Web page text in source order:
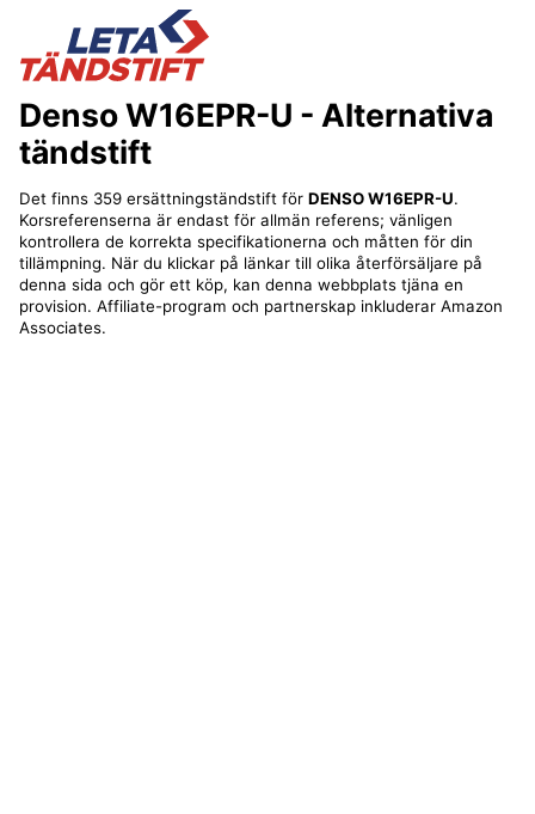
Denso W16EPR-U - Alternativa
tändstift
Det finns 359 ersättningständstift för DENSO W16EPR-U.
Korsreferenserna är endast för allmän referens; vänligen
kontrollera de korrekta specifikationerna och måtten för din
tillämpning. När du klickar på länkar till olika återförsäljare på
denna sida och gör ett köp, kan denna webbplats tjäna en
provision. Affiliate-program och partnerskap inkluderar Amazon
Associates.